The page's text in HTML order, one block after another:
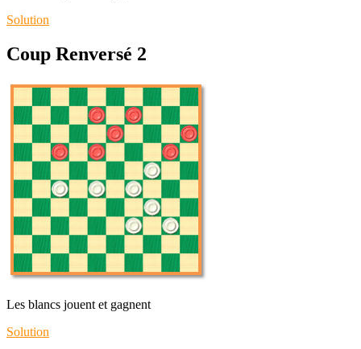
Solution
Coup Renversé 2
Les blancs jouent et gagnent
Solution